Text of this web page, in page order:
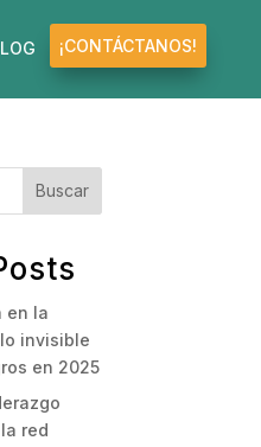
¡CONTÁCTANOS!
Buscar
en la
invisible
en 2025
red